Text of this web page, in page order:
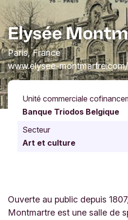
Elysée
Paris, France
www.elysee-montmartre.com/
Unité commerciale
Banque Triodos Belgique
Secteur
Art et culture
Ouverte au public depuis
Montmartre est une salle de